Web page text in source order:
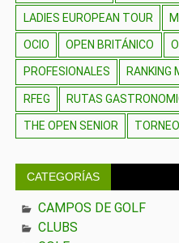
LADIES EUROPEAN TOUR
OCIO OPEN BRITÁNICO
PROFESIONALES RANKING
RFEG RUTAS
THE OPEN SENIOR TORNEO
CATEGORÍAS
CAMPOS DE GOLF
CLUBS